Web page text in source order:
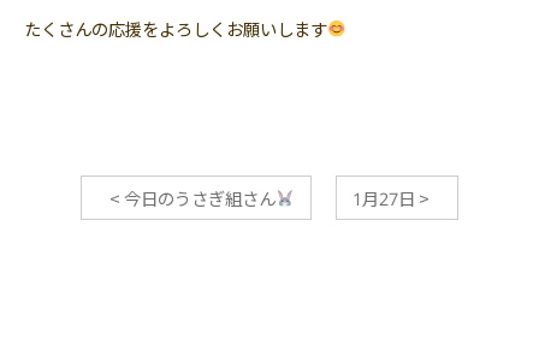
たくさんの応援をよろしくお願いします
<今日のうさぎ組さん 1月27日 >